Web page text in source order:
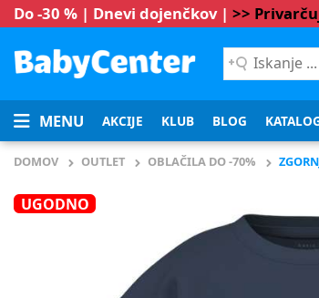
Do -30 % | Dnevi dojenčkov | >>
Iskanje
...
MENU AKCIJE KLUB BLOG
DOMOV OUTLET OBLAČILA DO -70%
UGODNO